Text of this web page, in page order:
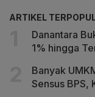
ARTIKEL
Danantara
1% hingga
Banyak
Sensus BPS,